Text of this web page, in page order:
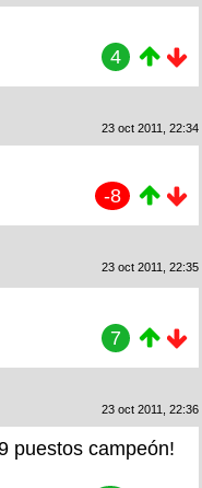
4
23 oct 2011, 22:34
-8
23 oct 2011, 22:35
7
23 oct 2011, 22:36
puestos campeón!